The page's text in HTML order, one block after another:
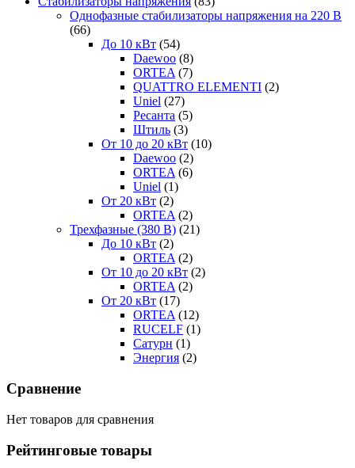
Однофазные стабилизаторы напряжения на 220 В
(66)
До 10 кВт (54)
Daewoo (8)
ORTEA (7)
QUATTRO ELEMENTI (2)
Uniel (27)
Ресанта (5)
Штиль (3)
От 10 до 20 кВт (10)
Daewoo (2)
ORTEA (6)
Uniel (1)
От 20 кВт (2)
ORTEA (2)
Трехфазные (380 В) (21)
До 10 кВт (2)
ORTEA (2)
От 10 до 20 кВт (2)
ORTEA (2)
От 20 кВт (17)
ORTEA (12)
RUCELF (1)
Сатурн (1)
Энергия (2)
Сравнение
Нет товаров для сравнения
Рейтинговые товары